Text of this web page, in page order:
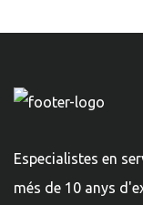
Especialistes en
més de 10 anys